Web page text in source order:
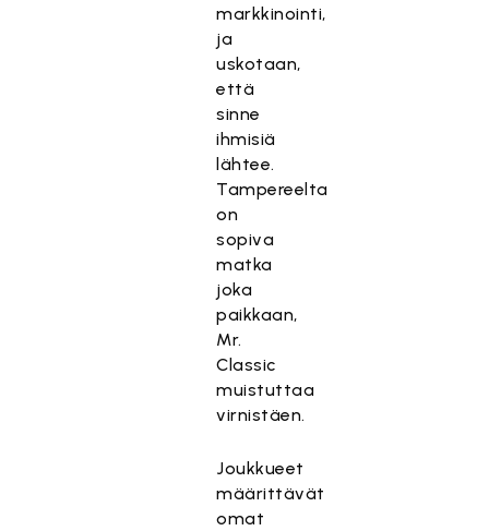
markkinointi,
ja
uskotaan,
että
sinne
ihmisiä
lähtee.
Tampereelta
on
sopiva
matka
joka
paikkaan,
Mr.
Classic
muistuttaa
virnistäen.
Joukkueet
määrittävät
omat